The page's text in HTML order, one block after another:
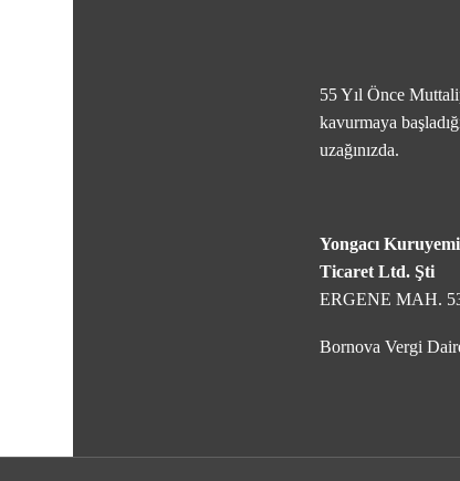
55 Yıl Önce
kavurmaya
uzağınızda.
Yongacı
Ticaret Ltd. Şti
ERGENE MAH.
Bornova Vergi